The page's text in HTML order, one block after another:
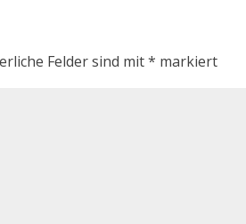
Felder sind mit* markiert